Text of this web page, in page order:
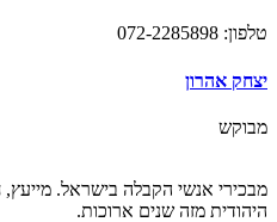
טלפון: 072-2285898
יצחק אהרון
מבוקש
מבכירי אנשי הקבלה בישראל.
היהודית מזה שנים ארוכות.